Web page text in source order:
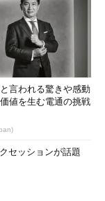
として現れ
コ大百科 」
ニケーションの失
が最も効果的な方
いるかもしれま
ュニケーション」
と言われる驚きや感動
値を生む電通の挑戦
セッションが話題